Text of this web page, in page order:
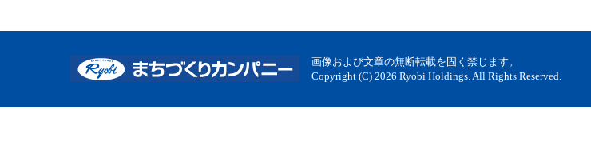
画像および文章の無断転載を固く禁じます。
Copyright (C) 2026 Ryobi Holdings. All Rights Reserved.